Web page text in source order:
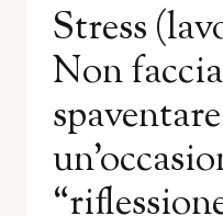
Stress
Non